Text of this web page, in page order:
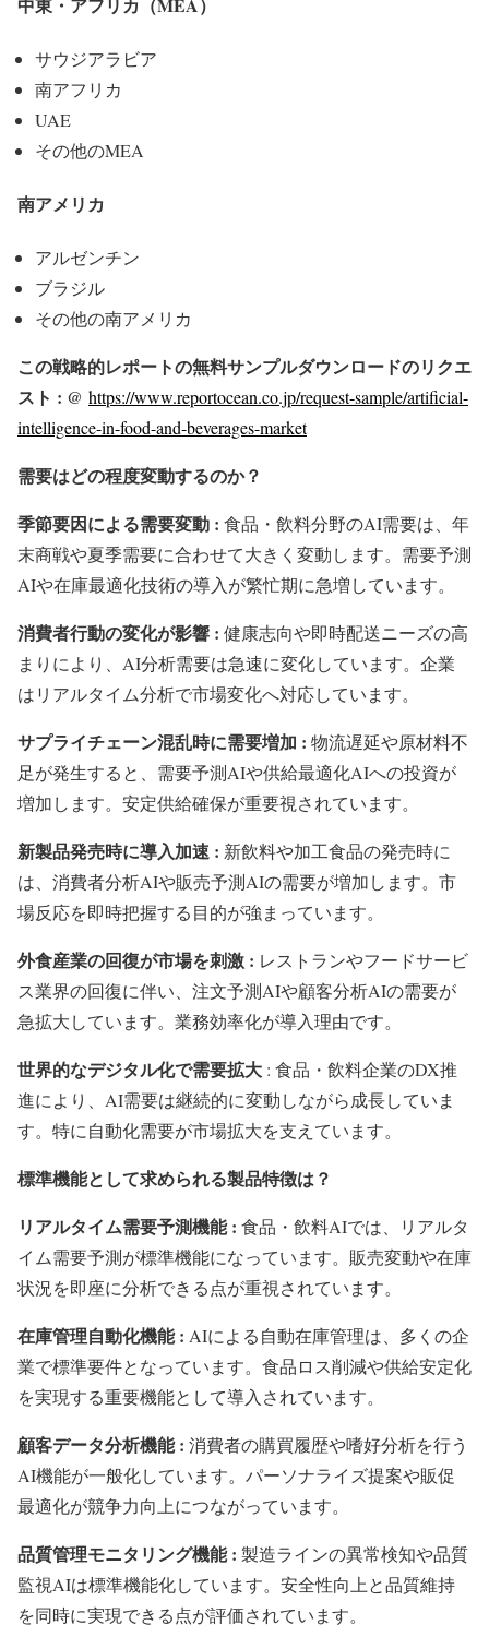
サウジアラビア
南アフリカ
UAE
その他のMEA
南アメリカ
アルゼンチン
ブラジル
その他の南アメリカ
この戦略的レポートの無料サンプルダウンロードのリクエ
スト : @ https://www.reportocean.co.jp/request-sample/artificial-
intelligence-in-food-and-beverages-market
需要はどの程度変動するのか？
季節要因による需要変動 : 食品・飲料分野のAI需要は、年
末商戦や夏季需要に合わせて大きく変動します。需要予測
AIや在庫最適化技術の導入が繁忙期に急増しています。
消費者行動の変化が影響 : 健康志向や即時配送ニーズの高
まりにより、AI分析需要は急速に変化しています。企業
はリアルタイム分析で市場変化へ対応しています。
サプライチェーン混乱時に需要増加 : 物流遅延や原材料不
足が発生すると、需要予測AIや供給最適化AIへの投資が
増加します。安定供給確保が重要視されています。
新製品発売時に導入加速 : 新飲料や加工食品の発売時に
は、消費者分析AIや販売予測AIの需要が増加します。市
場反応を即時把握する目的が強まっています。
外食産業の回復が市場を刺激 : レストランやフードサービ
ス業界の回復に伴い、注文予測AIや顧客分析AIの需要が
急拡大しています。業務効率化が導入理由です。
世界的なデジタル化で需要拡大 : 食品・飲料企業のDX推
進により、AI需要は継続的に変動しながら成長していま
す。特に自動化需要が市場拡大を支えています。
標準機能として求められる製品特徴は？
リアルタイム需要予測機能 : 食品・飲料AIでは、リアルタ
イム需要予測が標準機能になっています。販売変動や在庫
状況を即座に分析できる点が重視されています。
在庫管理自動化機能 : AIによる自動在庫管理は、多くの企
業で標準要件となっています。食品ロス削減や供給安定化
を実現する重要機能として導入されています。
顧客データ分析機能 : 消費者の購買履歴や嗜好分析を行う
AI機能が一般化しています。パーソナライズ提案や販促
最適化が競争力向上につながっています。
品質管理モニタリング機能 : 製造ラインの異常検知や品質
監視AIは標準機能化しています。安全性向上と品質維持
を同時に実現できる点が評価されています。